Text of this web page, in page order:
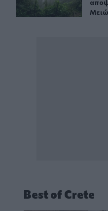
Best of Crete